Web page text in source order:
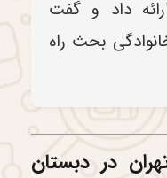
داد و گفت
بحث راه
تهران در دبستان